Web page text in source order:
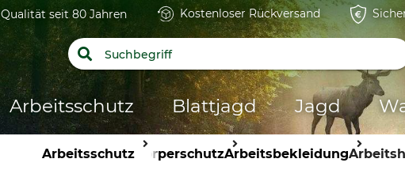
Qualität seit 80 Jahren Kostenloser Rückversand
Arbeitsschutz Blattjagd Jagd
ArbeitsschutzKörperschutzArbeitsbekleidung